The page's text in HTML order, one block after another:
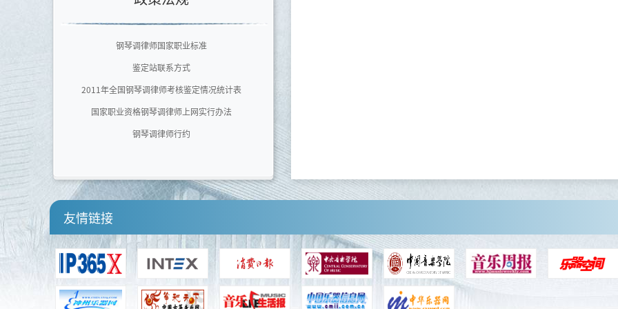
钢琴调律师国家职业标准
鉴定站联系方式
2011年全国钢琴调律师考核鉴定情况统计表
国家职业资格钢琴调律师上网实行办法
钢琴调律师行约
友情链接